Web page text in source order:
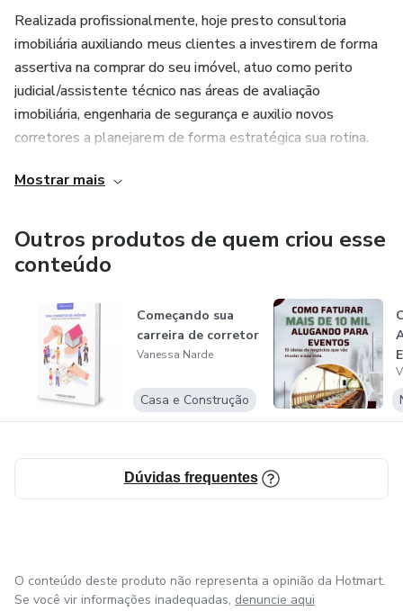
O que colocar a mesa?
Café da manhã
Refeição Informal
Refeição formal
Tipos de talheres
- A arte de receber
Planejamento
Preparação do ambiente
Aperitivos
Roteiro da recepção
Mise-en-place da mesa
Realizada profissionalmente, hoje presto consultoria
imobiliária auxiliando meus clientes a investirem de forma
assertiva na comprar do seu imóvel, atuo como perito
judicial/assistente técnico nas áreas de avaliação
imobiliária, engenharia de segurança e auxilio novos
corretores a planejarem de forma estratégica sua rotina.
empresa no ramo de prestação de serviço para eventos.
Sou uma apaixonada pela troca de experiências com
pessoa que, assim como eu, só desejam o bem!
Mostrar mais
Outros produtos de quem criou esse
conteúdo
Começando sua
carreira de corretor
Vanessa Narde
Casa e Construção
Dúvidas frequentes
O conteúdo deste produto não representa a opinião da Hotmart.
Se você vir informações inadequadas, denuncie aqui